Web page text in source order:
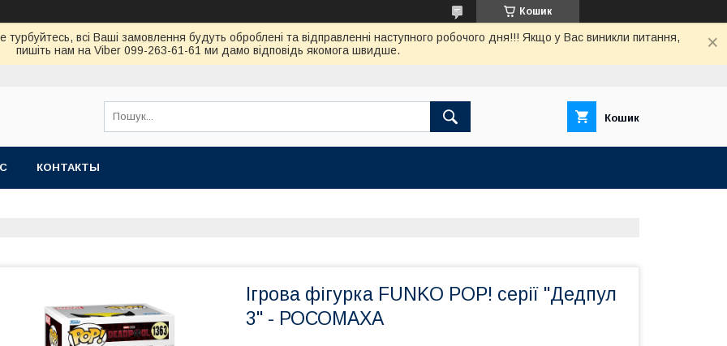
Кошик
всi Вашi замовлення будуть обробленi та вiдправленнi наступного робочого дня!!! Якщо у Вас виникли питання,
пишiть нам на Viber 099-263-61-61 ми дамо вiдповiдь якомога швидше.
Кошик
КОНТАКТЫ
Ігрова фігурка FUNKO POP! серії "Дедпул
3" - РОСОМАХА